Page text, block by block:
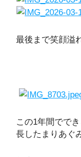
最後まで笑顔溢
この1年間でで
長したまりあぐ